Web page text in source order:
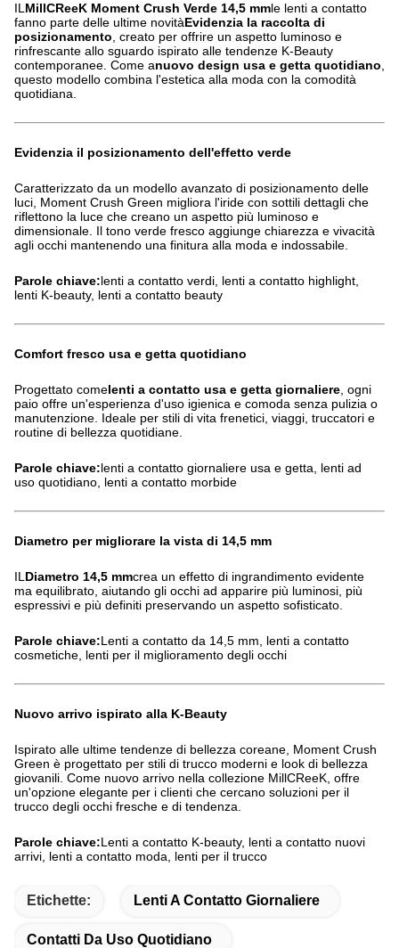
IL MillCReeK Moment Crush Verde 14,5 mmle lenti a contatto
fanno parte delle ultime novitàEvidenzia la raccolta di
posizionamento , creato per offrire un aspetto luminoso e
rinfrescante allo sguardo ispirato alle tendenze K-Beauty
contemporanee. Come anuovo design usa e getta quotidiano
questo modello combina l'estetica alla moda con la comodità
quotidiana.
Evidenzia il posizionamento dell'effetto verde
Caratterizzato da un modello avanzato di posizionamento delle
luci, Moment Crush Green migliora l'iride con sottili dettagli che
riflettono la luce che creano un aspetto più luminoso e
dimensionale. Il tono verde fresco aggiunge chiarezza e vivacità
agli occhi mantenendo una finitura alla moda e indossabile.
Parole chiave:lenti a contatto verdi, lenti a contatto highlight,
lenti K-beauty, lenti a contatto beauty
Comfort fresco usa e getta quotidiano
Progettato comelenti a contatto usa e getta giornaliere , ogni
paio offre un'esperienza d'uso igienica e comoda senza pulizia o
manutenzione. Ideale per stili di vita frenetici, viaggi, truccatori e
routine di bellezza quotidiane.
Parole chiave:lenti a contatto giornaliere usa e getta, lenti ad
uso quotidiano, lenti a contatto morbide
Diametro per migliorare la vista di 14,5 mm
IL Diametro 14,5 mmcrea un effetto di ingrandimento evidente
ma equilibrato, aiutando gli occhi ad apparire più luminosi, più
espressivi e più definiti preservando un aspetto sofisticato.
Parole chiave:Lenti a contatto da 14,5 mm, lenti a contatto
cosmetiche, lenti per il miglioramento degli occhi
Nuovo arrivo ispirato alla K-Beauty
Ispirato alle ultime tendenze di bellezza coreane, Moment Crush
Green è progettato per stili di trucco moderni e look di bellezza
giovanili. Come nuovo arrivo nella collezione MillCReeK, offre
un'opzione elegante per i clienti che cercano soluzioni per il
trucco degli occhi fresche e di tendenza.
Parole chiave:Lenti a contatto K-beauty, lenti a contatto nuovi
arrivi, lenti a contatto moda, lenti per il trucco
Etichette: Lenti A Contatto Giornaliere
Contatti Da Uso Quotidiano